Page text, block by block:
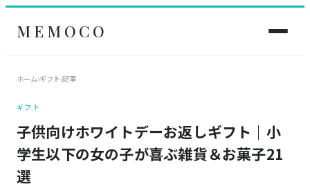
MEMOCO
ホーム›ギフト›記事
ギフト
子供向けホワイトデーお返しギフト｜小
学生以下の女の子が喜ぶ雑貨＆お菓子21
選